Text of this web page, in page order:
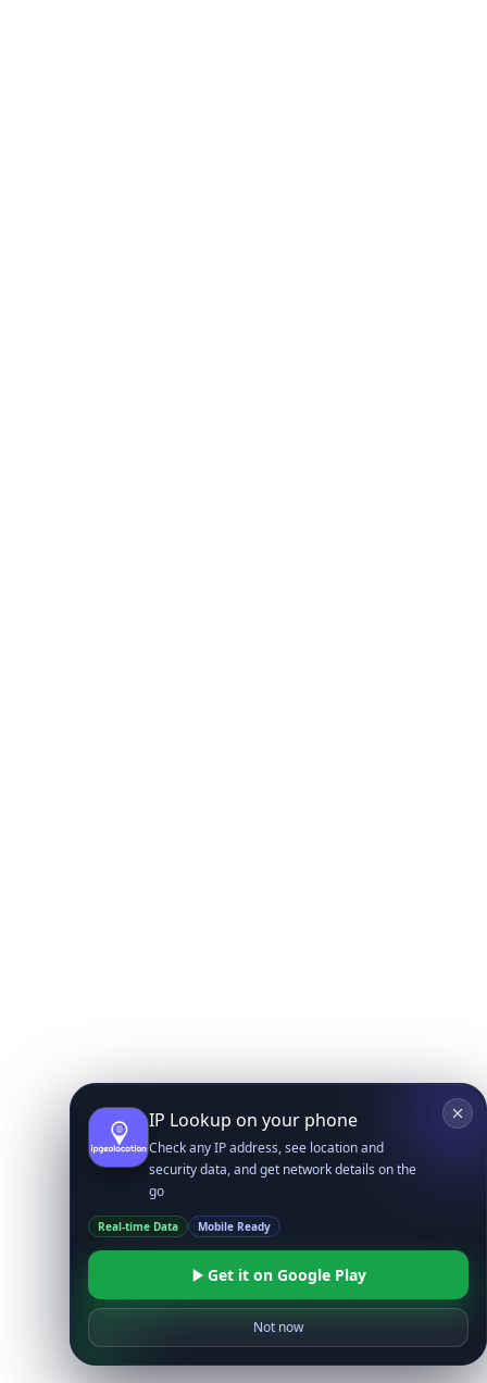
IP Lookup on your phone
Check any IP address, see location and
security data, and get network details on the
go
Real-time Data Mobile Ready
Get it on Google Play
Not now